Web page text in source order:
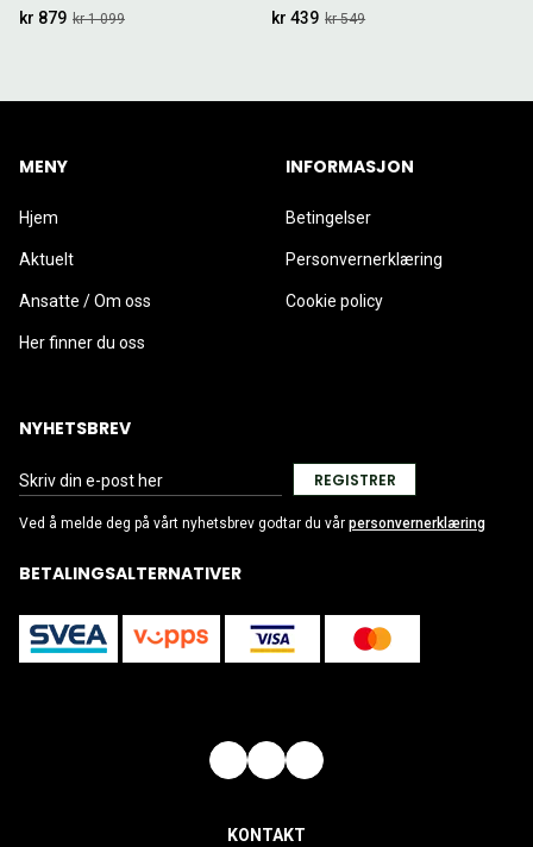
kr 1 099
kr 879 kr 549
kr 439
MENY
Hjem
Aktuelt
Ansatte / Om oss
Her finner du oss
INFORMASJON
Betingelser
Personvernerklæring
Cookie policy
NYHETSBREV
REGISTRER
Ved å melde deg på vårt nyhetsbrev godtar du vår personvernerklæring
BETALINGSALTERNATIVER
KONTAKT